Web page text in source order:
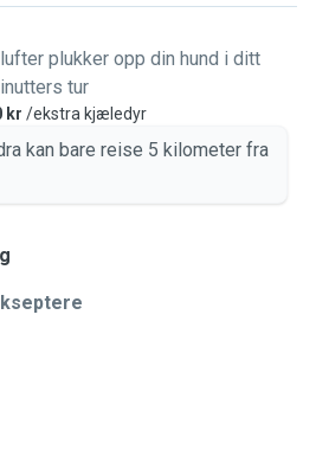
plukker opp din hund i ditt
tur
kr /ekstra kjæledyr
kan bare reise 5 kilometer fra